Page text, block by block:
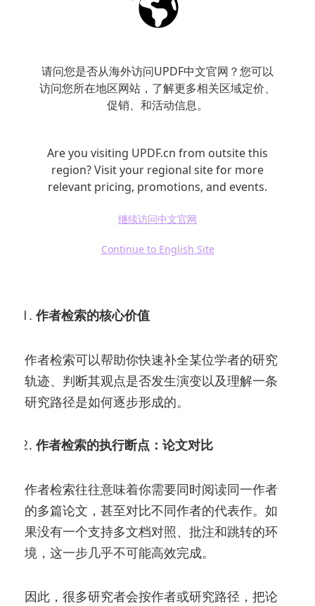
请问您是否从海外访问UPDF中文官网？您可以
访问您所在地区网站，了解更多相关区域定价、
促销、和活动信息。
Are you visiting UPDF.cn from outsite this
region? Visit your regional site for more
relevant pricing, promotions, and events.
继续访问中文官网
Continue to English Site
五、作者检索
当你通过关键词与逻辑检索，已经识别出一些
反复出现的名字时，继续依赖关键词反而会降
作者检索的核心价值
作者检索可以帮助你快速补全某位学者的研究
轨迹、判断其观点是否发生演变以及理解一条
研究路径是如何逐步形成的。
作者检索的执行断点：论文对比
作者检索往往意味着你需要同时阅读同一作者
的多篇论文，甚至对比不同作者的代表作。如
果没有一个支持多文档对照、批注和跳转的环
境，这一步几乎不可能高效完成。
因此，很多研究者会按作者或研究路径，把论